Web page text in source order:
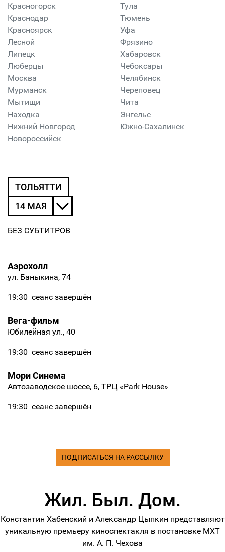
Красногорск
Краснодар
Красноярск
Лесной
Липецк
Люберцы
Москва
Мурманск
Мытищи
Находка
Нижний Новгород
Новороссийск
Тула
Тюмень
Уфа
Фрязино
Хабаровск
Чебоксары
Челябинск
Череповец
Чита
Энгельс
Южно-Сахалинск
ТОЛЬЯТТИ
14 МАЯ
БЕЗ СУБТИТРОВ
Аэрохолл
ул. Баныкина, 74
19:30 сеанс завершён
Вега-фильм
Юбилейная ул., 40
19:30 сеанс завершён
Мори Синема
Автозаводское шоссе, 6, ТРЦ «Park House»
19:30 сеанс завершён
ПОДПИСАТЬСЯ НА РАССЫЛКУ
Жил. Был. Дом.
Константин Хабенский и Александр Цыпкин представляют
уникальную премьеру киноспектакля в постановке МХТ
им. А. П. Чехова